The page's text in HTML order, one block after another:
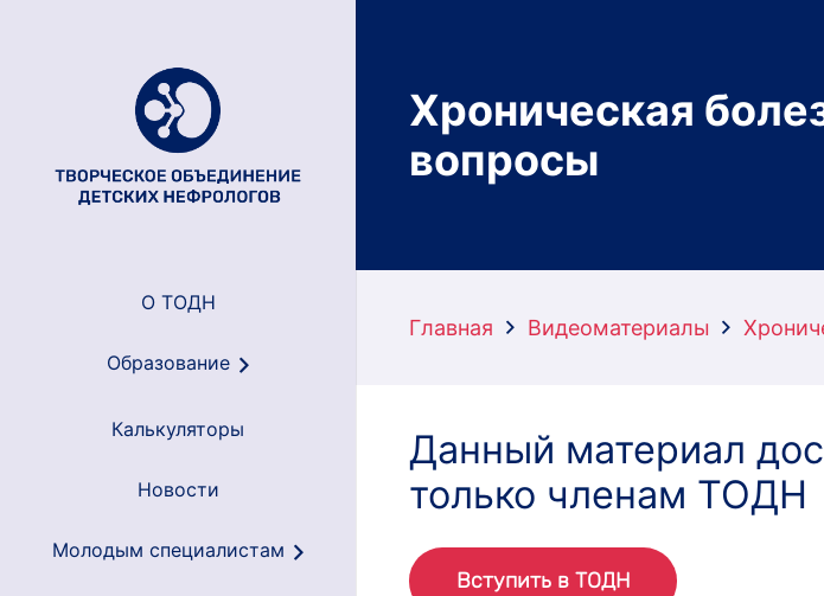
О ТОДН
Образование
Калькуляторы
Новости
Молодым специалистам
Хроническая
вопросы
Главная Видеоматериалы
Данный материал
только членам ТОДН
Вступить в ТОДН